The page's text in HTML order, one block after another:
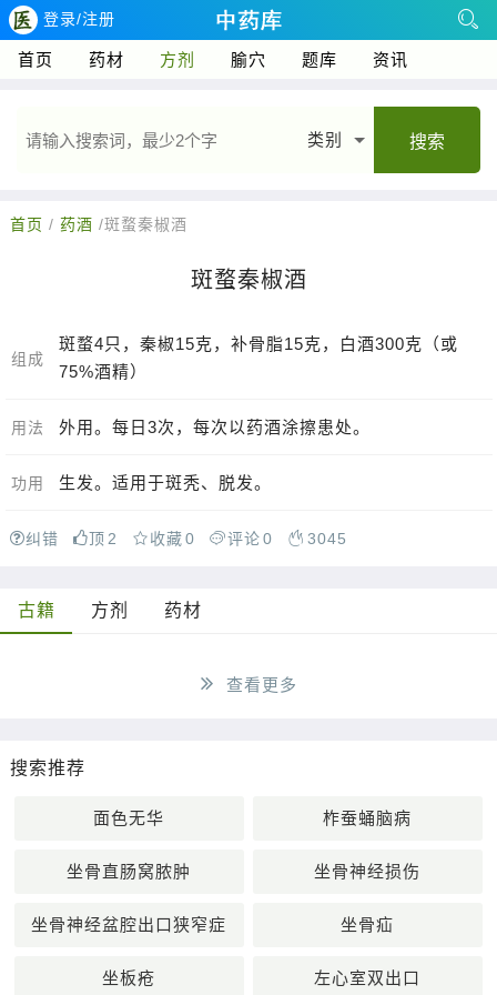
登录/注册
首页 药材 方剂 腧穴 题库 资讯
类别 搜索
首页 / 药酒 /斑蝥秦椒酒
斑蝥秦椒酒
组成
斑蝥4只，秦椒15克，补骨脂15克，白酒300克（或
75%酒精）
用法 外用。每日3次，每次以药酒涂擦患处。
功用 生发。适用于斑秃、脱发。
纠错 顶 2 收藏0 评论0 3045
古籍 方剂 药材
查看更多
搜索推荐
面色无华 柞蚕蛹脑病
坐骨直肠窝脓肿 坐骨神经损伤
坐骨神经盆腔出口狭窄症 坐骨疝
坐板疮 左心室双出口